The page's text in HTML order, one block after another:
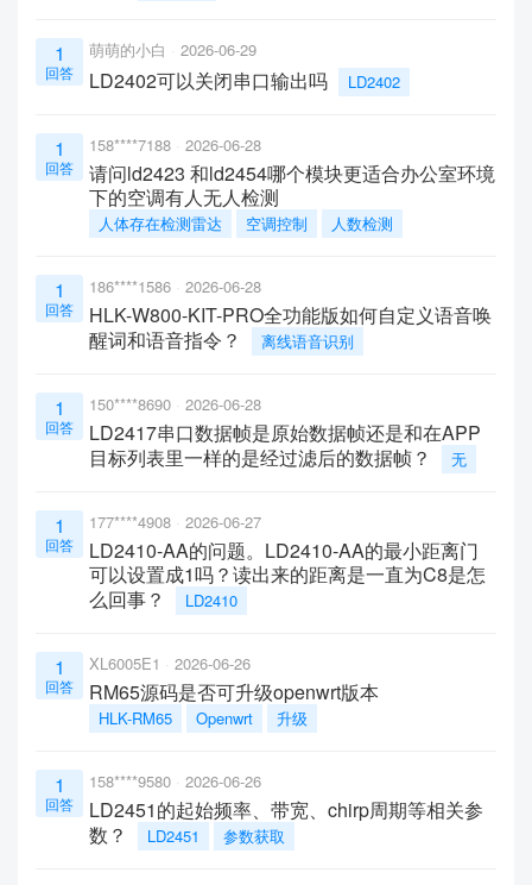
1
回答
萌萌的小白 2026-06-29
LD2402可以关闭串口输出吗 LD2402
1
回答
158****7188 2026-06-28
请问ld2423 和ld2454哪个模块更适合办公室环境
下的空调有人无人检测
人体存在检测雷达 空调控制 人数检测
1
回答
186****1586 2026-06-28
HLK-W800-KIT-PRO全功能版如何自定义语音唤
醒词和语音指令？
离线语音识别
1
回答
150****8690 2026-06-28
LD2417串口数据帧是原始数据帧还是和在APP
目标列表里一样的是经过滤后的数据帧？
无
1
回答
177****4908 2026-06-27
LD2410-AA的问题。LD2410-AA的最小距离门
可以设置成1吗？读出来的距离是一直为C8是怎
么回事？
LD2410
1
回答
XL6005E1 2026-06-26
RM65源码是否可升级openwrt版本
HLK-RM65 Openwrt 升级
1
回答
158****9580 2026-06-26
LD2451的起始频率、带宽、chirp周期等相关参
数？
LD2451 参数获取